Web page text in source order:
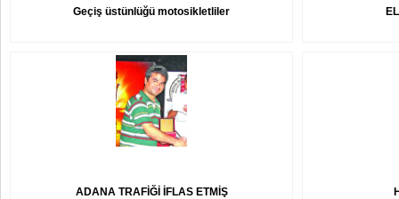
Geçiş üstünlüğü motosikletliler
ADANA TRAFİĞİ İFLAS ETMİŞ